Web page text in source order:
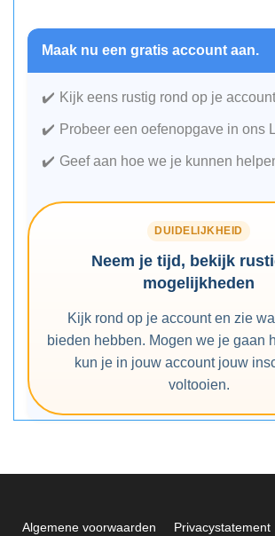
Maak nu een gratis account aan.
Kijk eens rustig rond op je
Probeer een oefenopgave in ons
Geef aan hoe we je kunnen
DUIDELIJKHEID
Neem je tijd, bekijk
mogelijkheden
Kijk rond op je account en zie
bieden hebben. Mogen we je gaan
kun je in jouw account jouw
voltooien.
Algemene voorwaarden Privacystatement